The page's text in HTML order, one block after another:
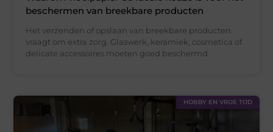
beschermen van breekbare producten
Het verzenden of opslaan van breekbare producten
vraagt om extra zorg. Glaswerk, keramiek, cosmetica of
delicate accessoires moeten goed beschermd
HOBBY EN VRIJE TIJD